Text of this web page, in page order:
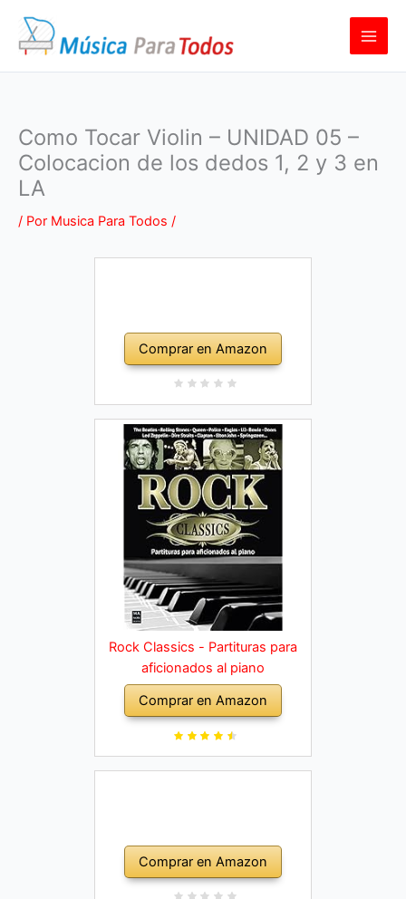
contenido
Como Tocar Violin – UNIDAD 05 –
Colocacion de los dedos 1, 2 y 3 en
LA
/ Por Musica Para Todos /
Comprar en Amazon
Rock Classics - Partituras para
aficionados al piano
Comprar en Amazon
Comprar en Amazon